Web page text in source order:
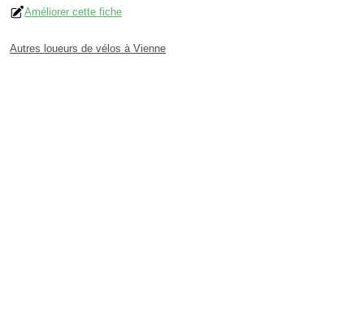
Améliorer cette fiche
Autres loueurs de vélos à Vienne